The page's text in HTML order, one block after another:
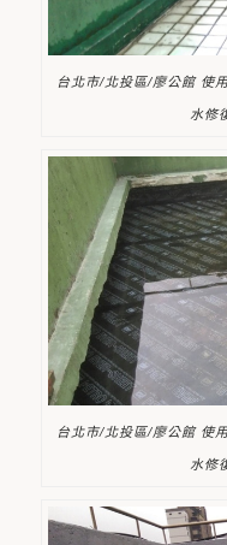
台北市/北投區/廖公館 使
水修
台北市/北投區/廖公館 使
水修